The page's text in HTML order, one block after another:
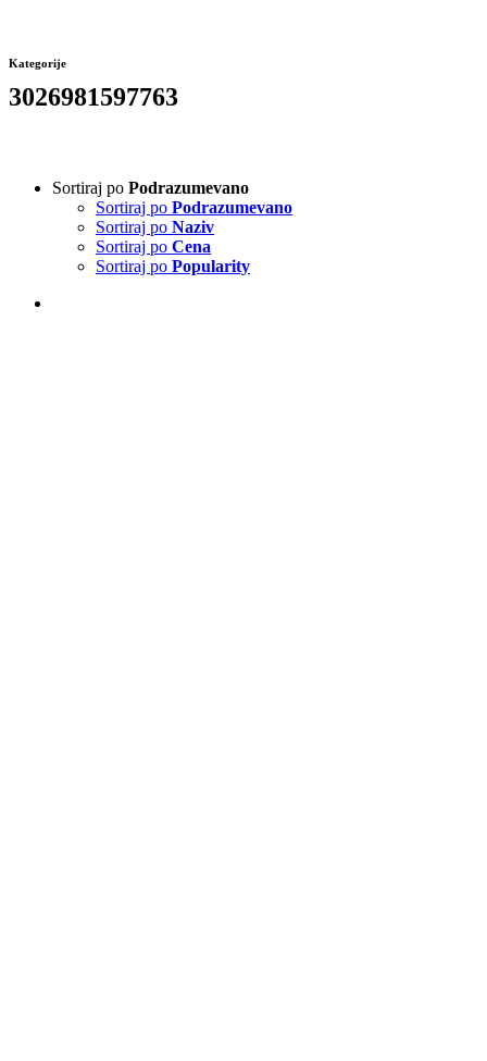
Kategorije
3026981597763
Sortiraj po Podrazumevano
Sortiraj po Podrazumevano
Sortiraj po Naziv
Sortiraj po Cena
Sortiraj po Popularity